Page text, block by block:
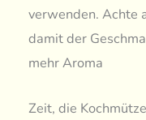
verwenden. Achte
damit der
mehr Aroma
Zeit, die